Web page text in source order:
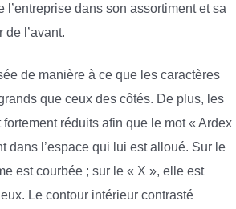
l’entreprise dans son assortiment et sa
de l’avant.
de manière à ce que les caractères
que ceux des côtés. De plus, les
réduits afin que le mot « Ardex
dans l’espace qui lui est alloué. Sur le
est courbée ; sur le « X », elle est
Le contour intérieur contrasté